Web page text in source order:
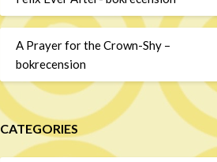
A Prayer for the Crown-Shy –
bokrecension
CATEGORIES